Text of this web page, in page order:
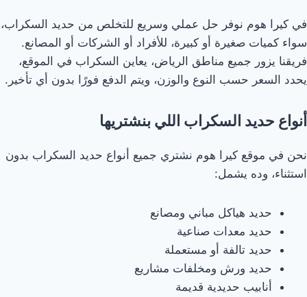
في كيرا هوم نوفر حل عملي وسريع للتخلص من حديد السكراب،
سواء كميات صغيرة أو كبيرة، للأفراد أو الشركات أو المصانع.
فريقنا يزور جميع مناطق الرياض، يعاين السكراب في الموقع،
يحدد السعر حسب النوع والوزن، ويتم الدفع فورًا بدون أي تأخير.
أنواع حديد السكراب اللي بنشتريها
نحن في موقع كيرا هوم نشتري جميع أنواع حديد السكراب بدون
استثناء، وده يشمل:
حديد هياكل مباني ومصانع
حديد معدات صناعية
حديد تالفة أو مستعملة
حديد ورش ومخلفات مشاريع
أنابيب حديدية قديمة